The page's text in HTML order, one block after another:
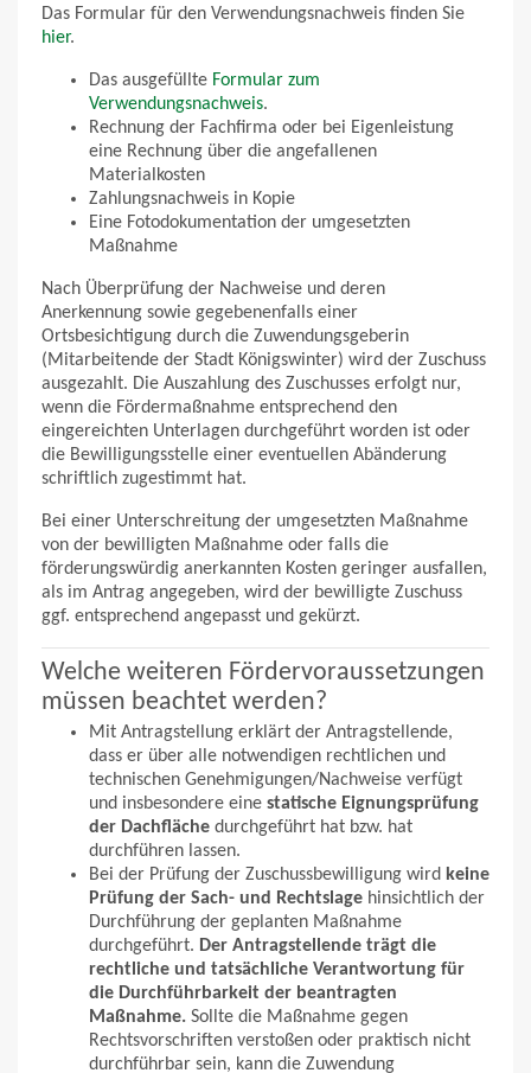
Das Formular für den Verwendungsnachweis finden Sie
hier.
Das ausgefüllte Formular zum
Verwendungsnachweis.
Rechnung der Fachfirma oder bei Eigenleistung
eine Rechnung über die angefallenen
Materialkosten
Zahlungsnachweis in Kopie
Eine Fotodokumentation der umgesetzten
Maßnahme
Nach Überprüfung der Nachweise und deren
Anerkennung sowie gegebenenfalls einer
Ortsbesichtigung durch die Zuwendungsgeberin
(Mitarbeitende der Stadt Königswinter) wird der Zuschuss
ausgezahlt. Die Auszahlung des Zuschusses erfolgt nur,
wenn die Fördermaßnahme entsprechend den
eingereichten Unterlagen durchgeführt worden ist oder
die Bewilligungsstelle einer eventuellen Abänderung
schriftlich zugestimmt hat.
Bei einer Unterschreitung der umgesetzten Maßnahme
von der bewilligten Maßnahme oder falls die
förderungswürdig anerkannten Kosten geringer ausfallen,
als im Antrag angegeben, wird der bewilligte Zuschuss
ggf. entsprechend angepasst und gekürzt.
Welche weiteren Fördervoraussetzungen
müssen beachtet werden?
Mit Antragstellung erklärt der Antragstellende,
dass er über alle notwendigen rechtlichen und
technischen Genehmigungen/Nachweise verfügt
und insbesondere eine statische Eignungsprüfung
der Dachfläche durchgeführt hat bzw. hat
durchführen lassen.
Bei der Prüfung der Zuschussbewilligung wird keine
Prüfung der Sach- und Rechtslage hinsichtlich der
Durchführung der geplanten Maßnahme
durchgeführt. Der Antragstellende trägt die
rechtliche und tatsächliche Verantwortung für
die Durchführbarkeit der beantragten
Maßnahme. Sollte die Maßnahme gegen
Rechtsvorschriften verstoßen oder praktisch nicht
durchführbar sein, kann die Zuwendung